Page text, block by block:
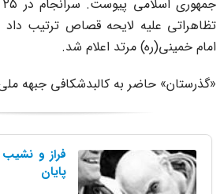
علیه لایحه قصاص ترتیب داد
خمینی(ره) مرتد اعلام شد.
حاضر به کالبدشکافی جبهه ملی
فراز و نشیب
پایان